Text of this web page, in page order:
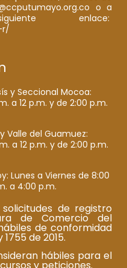
o a
enlace:
r/
y Seccional Mocoa:
a 12 p.m. y de 2:00 p.m.
Valle del Guamuez:
a 12 p.m. y de 2:00 p.m.
Lunes a Viernes de 8:00
a 4:00 p.m.
de registro
de Comercio del
de conformidad
de 2015.
hábiles para el